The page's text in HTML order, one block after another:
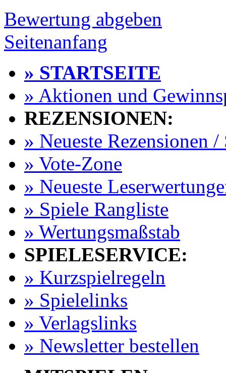
Bewertung abgeben
Seitenanfang
» STARTSEITE
» Aktionen und
REZENSIONEN:
» Neueste Rezensionen /
» Vote-Zone
» Neueste
» Spiele Rangliste
» Wertungsmaßstab
SPIELESERVICE:
» Kurzspielregeln
» Spielelinks
» Verlagslinks
» Newsletter bestellen